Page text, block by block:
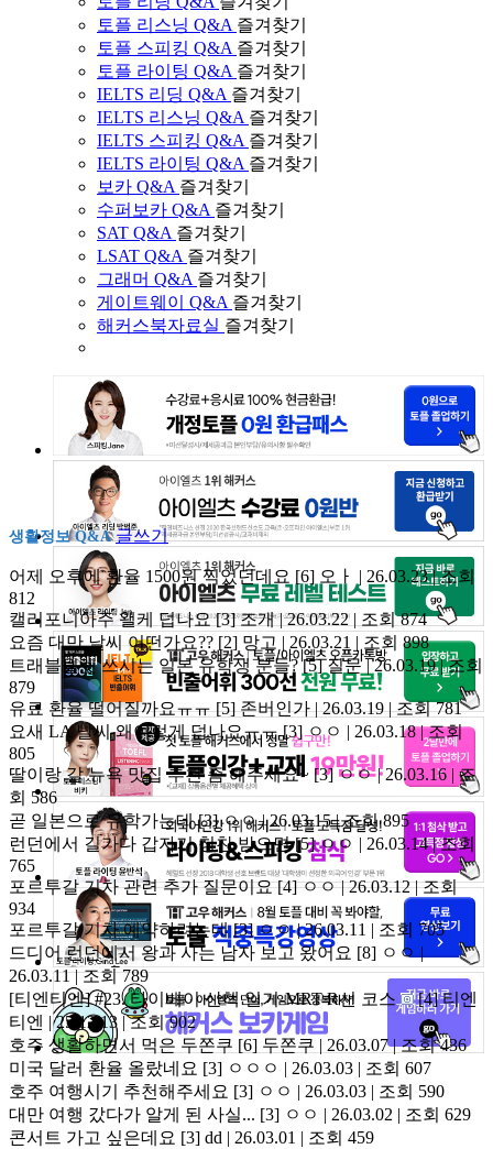
토플 리스닝 Q&A 즐겨찾기
토플 스피킹 Q&A 즐겨찾기
토플 라이팅 Q&A 즐겨찾기
IELTS 리딩 Q&A 즐겨찾기
IELTS 리스닝 Q&A 즐겨찾기
IELTS 스피킹 Q&A 즐겨찾기
IELTS 라이팅 Q&A 즐겨찾기
보카 Q&A 즐겨찾기
수퍼보카 Q&A 즐겨찾기
SAT Q&A 즐겨찾기
LSAT Q&A 즐겨찾기
그래머 Q&A 즐겨찾기
게이트웨이 Q&A 즐겨찾기
해커스북자료실 즐겨찾기
생활정보 Q&A 글쓰기
어제 오후에 환율 1500원 찍었던데요 [6] 오ㅏ | 26.03.23 | 조회
812
캘리포니아주 왤케 덥나요[3] 조개 | 26.03.22 | 조회 874
요즘 대만 날씨 어떤가요?? [2] 망고 | 26.03.21 | 조회 898
트래블월렛 쓰시는 일본 유학생 분들?[5] 질문 | 26.03.19 | 조회
879
유료 환율 떨어질까요ㅠㅠ[5] 존버인가 | 26.03.19 | 조회 781
요새 LA 날씨 왜이렇게 덥나요ㅠㅠ[3] ㅇㅇ | 26.03.18 | 조회
805
딸이랑 갈 뉴욕 맛집 추천 좀 해주세요~ [3] ㅇㅇ | 26.03.16 | 조
회 586
곧 일본으로 유학가는데[3] ㅇㅇ | 26.03.15 | 조회 895
런던에서 길가다 갑자기 칭찬 받으면[5] ㅇㅇ | 26.03.14 | 조회
765
포르투갈 기차 관련 추가 질문이요[4] ㅇㅇ | 26.03.12 | 조회
934
포르투갈 기차 예약하려는데[3] ㅇㅇ | 26.03.11 | 조회 705
드디어 런던에서 왕과 사는 남자 보고 왔어요 [8] ㅇㅇ |
26.03.11 | 조회 789
[티엔티엔] #23. 타이베이 산책 일기-MRT R선 코스
[4] 티엔
티엔 | 25.12.13 | 조회 902
호주 생활하면서 먹은 두쫀쿠 [6] 두쫀쿠 | 26.03.07 | 조회 436
미국 달러 환율 올랐네요 [3] ㅇㅇㅇ | 26.03.03 | 조회 607
호주 여행시기 추천해주세요 [3] ㅇㅇ | 26.03.03 | 조회 590
대만 여행 갔다가 알게 된 사실... [3] ㅇㅇ | 26.03.02 | 조회 629
콘서트 가고 싶은데요 [3] dd | 26.03.01 | 조회 459